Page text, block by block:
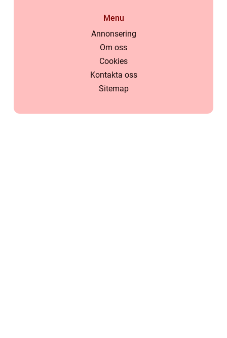
Menu
Annonsering
Om oss
Cookies
Kontakta oss
Sitemap